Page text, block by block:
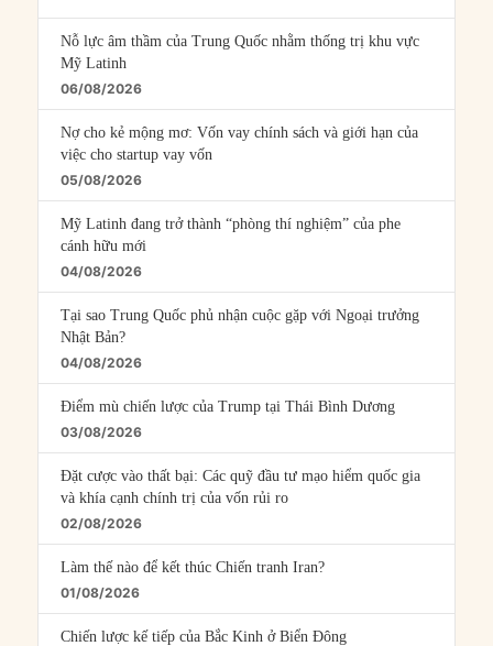
Nỗ lực âm thầm của Trung Quốc nhằm thống trị khu vực
Mỹ Latinh
06/08/2026
Nợ cho kẻ mộng mơ: Vốn vay chính sách và giới hạn của
việc cho startup vay vốn
05/08/2026
Mỹ Latinh đang trở thành “phòng thí nghiệm” của phe
cánh hữu mới
04/08/2026
Tại sao Trung Quốc phủ nhận cuộc gặp với Ngoại trưởng
Nhật Bản?
04/08/2026
Điểm mù chiến lược của Trump tại Thái Bình Dương
03/08/2026
Đặt cược vào thất bại: Các quỹ đầu tư mạo hiểm quốc gia
và khía cạnh chính trị của vốn rủi ro
02/08/2026
Làm thế nào để kết thúc Chiến tranh Iran?
01/08/2026
Chiến lược kế tiếp của Bắc Kinh ở Biển Đông